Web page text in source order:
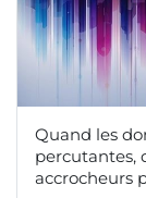
Quand les
percutantes,
accrocheurs